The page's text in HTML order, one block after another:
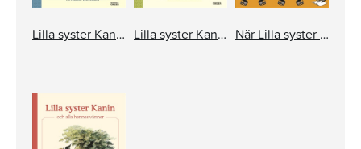
Lilla syster Kanin går alldeles vilse Lilla syster Kanin blir jagad av en räv När Lilla syster Kanin gick alldeles vilse